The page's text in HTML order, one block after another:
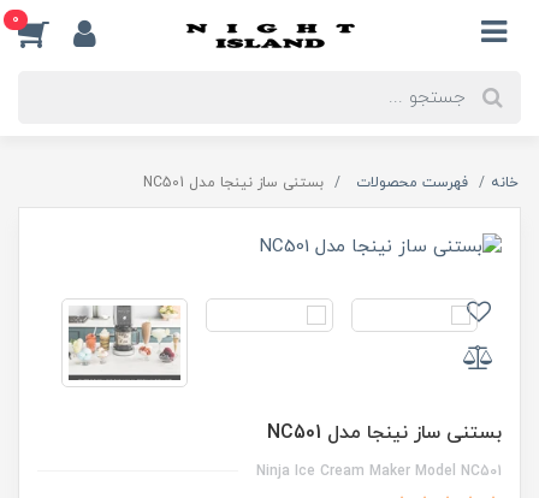
0
خانه فهرست محصولات بستنی ساز نینجا مدل NC501
بستنی ساز نینجا مدل NC501
Ninja Ice Cream Maker Model NC501